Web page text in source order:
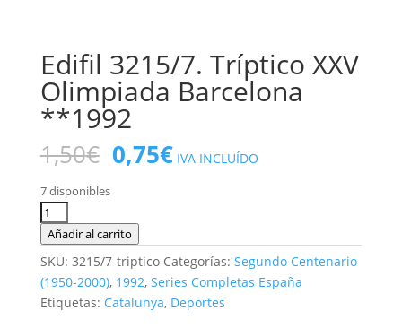
Edifil 3215/7. Tríptico XXV
Olimpiada Barcelona
**1992
1,50€ El
precio
era:
1,50€.
0,75€El
precio
IVA INCLUÍDO
7 disponibles
Edifil
3215/7.
Olimpiada
Barcelona
Añadir al carrito
SKU: 3215/7-triptico Categorías: Segundo Centenario
(1950-2000), 1992, Series Completas España
Etiquetas: Catalunya, Deportes